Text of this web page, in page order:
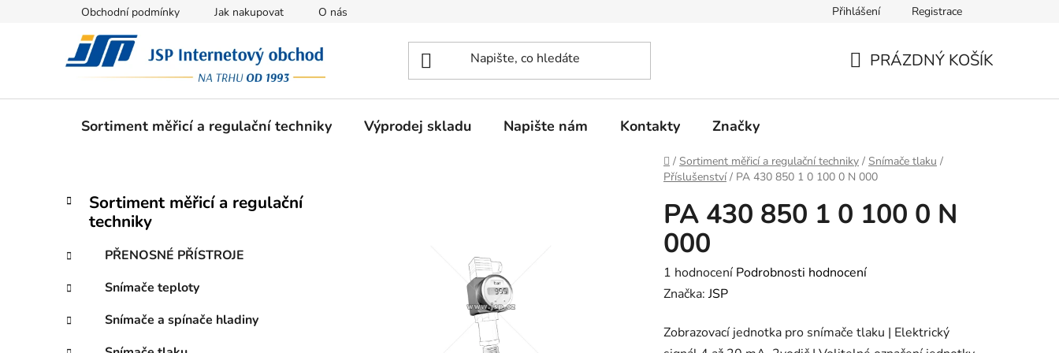
Obchodní podmínky Jak nakupovat O nás Přihlášení Registrace
PRÁZDNÝ KOŠÍK
Sortiment měřicí a regulační techniky Výprodej skladu Napište nám Kontakty Značky
Domů
/ Sortiment měřicí a regulační techniky / Snímače tlaku /
Příslušenství / PA 430 850 1 0 100 0 N 000
P
t
a
n
Přeskočit
kategorie
K
a
g
r
i
e
Sortiment měřicí a regulační
techniky
PŘENOSNÉ PŘÍSTROJE
Snímače teploty
Snímače a spínače hladiny
PA 430 850 1 0 100 0 N
000
Průměrné
hodnocení
je
1 hodnocení Podrobnosti hodnocení
Značka:JSP
Zobrazovací jednotka pro snímače tlaku | Elektrický